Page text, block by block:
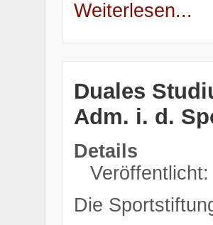
Weiterlesen...
Duales
Adm. i. d.
Details
Die